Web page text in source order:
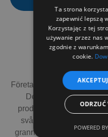
Hur
Företaget har sitt säte 10
Det är en liten stad i
produktionshall ligger på
svår att missa på grund
granne är en idrottsplats.
Ta strona
zapewnić lepszą
Korzystając z tej
używanie przez nas
zgodnie z
cookie.
ODRZUĆ
POWERED